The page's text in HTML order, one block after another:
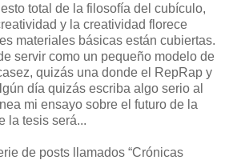
total de la filosofía del cubículo,
y la creatividad florece
materiales básicas están cubiertas.
servir como un pequeño modelo de
quizás una donde el RepRap y
día quizás escriba algo serio al
mi ensayo sobre el futuro de la
la tesis será...
de posts llamados “Crónicas